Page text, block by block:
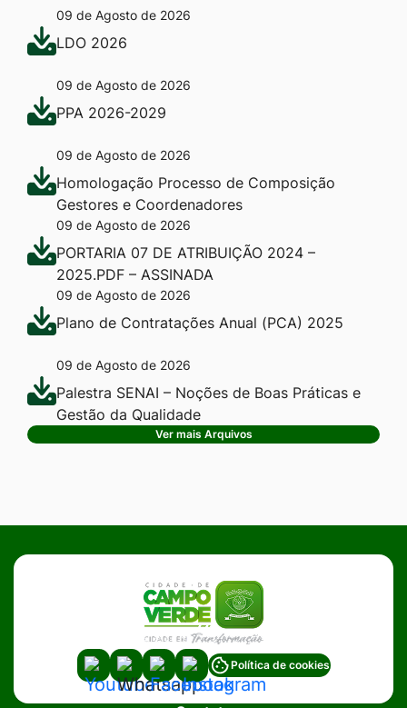
09 de Agosto de 2026
LDO 2026
09 de Agosto de 2026
PPA 2026-2029
09 de Agosto de 2026
Homologação Processo de Composição
Gestores e Coordenadores
09 de Agosto de 2026
PORTARIA 07 DE ATRIBUIÇÃO 2024 –
2025.PDF – ASSINADA
09 de Agosto de 2026
Plano de Contratações Anual (PCA) 2025
09 de Agosto de 2026
Palestra SENAI – Noções de Boas Práticas e
Gestão da Qualidade
Ver mais Arquivos
Acessar
a
Acessar
a
Acessar
a
Acessar
a
Política de cookies